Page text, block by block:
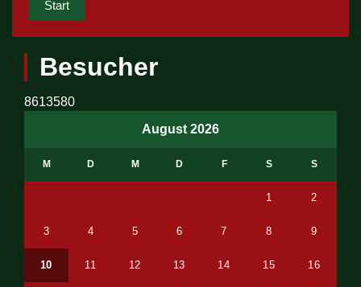
Start
Besucher
8613580
August 2026
M D M D F S S
1 2
3 4 5 6 7 8 9
10 11 12 13 14 15 16